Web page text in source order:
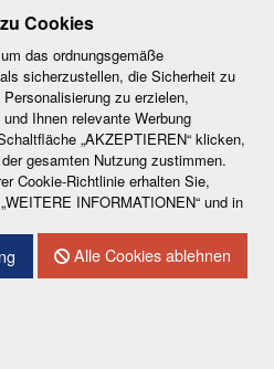
Cookies
das ordnungsgemäße
sicherzustellen, die Sicherheit zu
zu erzielen,
Ihnen relevante Werbung
„AKZEPTIEREN“ klicken,
gesamten Nutzung zustimmen.
Cookie-Richtlinie erhalten Sie,
INFORMATIONEN“ und in
Alle Cookies ablehnen
ENG-CAT-FRA
KONTAKT